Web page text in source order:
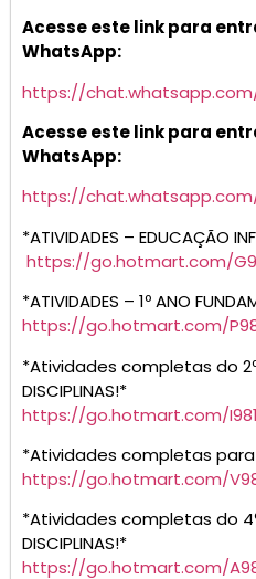
Acesse este link para
WhatsApp:
https://chat.whatsapp.com/
Acesse este link para
WhatsApp:
https://chat.whatsapp.com/
*ATIVIDADES – EDUCAÇÃO
https://go.hotmart.com/
*ATIVIDADES – 1º ANO
https://go.hotmart.com/
*Atividades completas do 2º
DISCIPLINAS!*
https://go.hotmart.com/
*Atividades completas
https://go.hotmart.com/
*Atividades completas do 4º
DISCIPLINAS!*
https://go.hotmart.com/